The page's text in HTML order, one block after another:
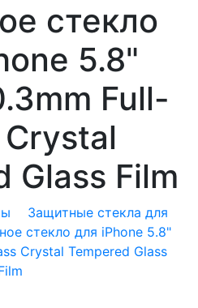
стекло
5.8"
Full-
Glass Film
Защитные стекла для
стекло для iPhone 5.8"
Crystal Tempered Glass